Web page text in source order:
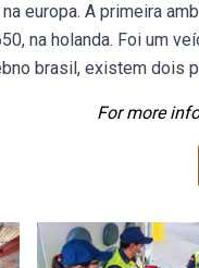
europa. A primeira
na holanda. Foi um
brasil, existem
For more